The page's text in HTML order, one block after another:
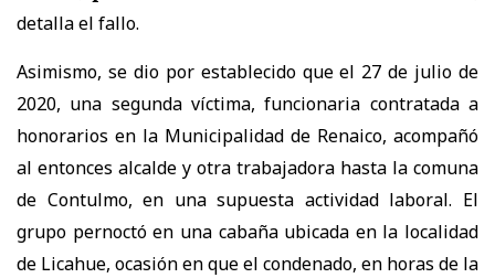
detalla el fallo.
Asimismo, se dio por establecido que el 27 de julio de
2020, una segunda víctima, funcionaria contratada a
honorarios en la Municipalidad de Renaico, acompañó
al entonces alcalde y otra trabajadora hasta la comuna
de Contulmo, en una supuesta actividad laboral. El
grupo pernoctó en una cabaña ubicada en la localidad
de Licahue, ocasión en que el condenado, en horas de la